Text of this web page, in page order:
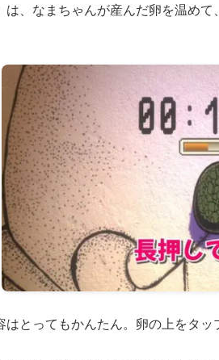
は、なまちゃんが産んだ卵を温め
はとってもかんたん。卵の上をタッ